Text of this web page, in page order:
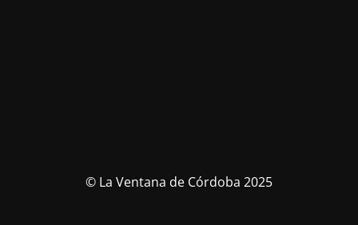
© La Ventana de Córdoba 2025